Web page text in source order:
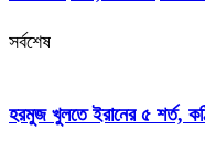
সর্বশেষ
হরমুজ খুলতে ইরানের ৫ শর্ত,